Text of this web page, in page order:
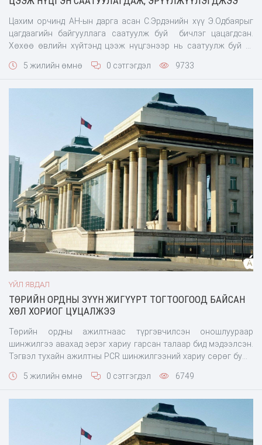
Цахим орчинд АН-ын дарга асан С.Эрдэнийн хүү Э.Одбаярыг
цагдаагийн байгууллага саатуулж буй бичлэг цацагдсан.
Хөхөө өвлийн хүйтэнд цээж нүцгэнээр нь саатуулж буй уг
цагдаагийн байгууллага түүнийг ямар шалтгаанаар
5 жилийн өмнө 0 сэтгэгдэл 9733
ҮЙЛ ЯВДАЛ
ТӨРИЙН ОРДНЫ ЗҮҮН ЖИГҮҮРТ ТОГТООГООД БАЙСАН
ХӨЛ ХОРИОГ ЦУЦАЛЖЭЭ
Төрийн ордны ажилтнаас түргэвчилсэн оношлуураар
шинжилгээ авахад эерэг хариу гарсан талаар бид мэдээлсэн.
Тэгвэл тухайн ажилтны PCR шинжилгээний хариу сөрөг буюу
алба хаагчдаас өдөр бүр түргэвчилсэн оношлуураар
холбоотойгоор ордны зүүн жигүүрт хөл хорио тогтоож, алб
5 жилийн өмнө 0 сэтгэгдэл 6749